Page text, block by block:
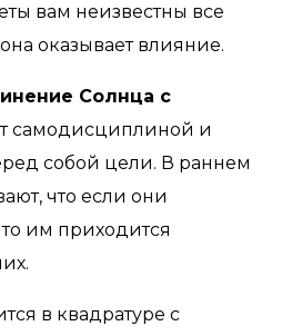
вам неизвестны все
оказывает влияние.
Солнца с
самодисциплиной и
собой цели. В раннем
что если они
им приходится
в квадратуре с